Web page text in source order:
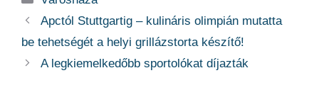
Apctól Stuttgartig – kulináris olimpián mutatta
be tehetségét a helyi grillázstorta készítő!
A legkiemelkedőbb sportolókat díjazták